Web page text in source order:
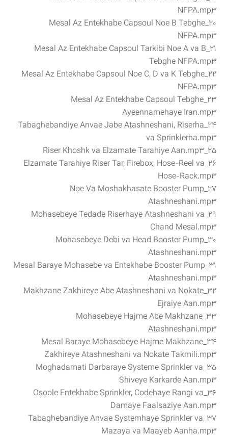
NFPA.mp3
۲۰_Mesal Az Entekhabe Capsoul Noe B Tebghe
NFPA.mp3
۲۱_Mesal Az Entekhabe Capsoul Tarkibi Noe A va B
Tebghe NFPA.mp3
۲۲_Mesal Az Entekhabe Capsoul Noe C, D va K Tebghe
NFPA.mp3
۲۳_Mesal Az Entekhabe Capsoul Tebghe
Ayeennamehaye Iran.mp3
۲۴_Tabaghebandiye Anvae Jabe Atashneshani, Riserha
va Sprinklerha.mp3
۲۵_Riser Khoshk va Elzamate Tarahiye Aan.mp3
۲۶_Elzamate Tarahiye Riser Tar, Firebox, Hose-Reel va
Hose-Rack.mp3
۲۷_Noe Va Moshakhasate Booster Pump
Atashneshani.mp3
۲۹_Mohasebeye Tedade Riserhaye Atashneshani va
Chand Mesal.mp3
۳۰_Mohasebeye Debi va Head Booster Pump
Atashneshani.mp3
۳۱_Mesal Baraye Mohasebe va Entekhabe Booster Pump
Atashneshani.mp3
۳۲_Makhzane Zakhireye Abe Atashneshani va Nokate
Ejraiye Aan.mp3
۳۳_Mohasebeye Hajme Abe Makhzane
Atashneshani.mp3
۳۴_Mesal Baraye Mohasebeye Hajme Makhzane
Zakhireye Atashneshani va Nokate Takmili.mp3
۳۵_Moghadamati Darbaraye Systeme Sprinkler va
Shiveye Karkarde Aan.mp3
۳۶_Osoole Entekhabe Sprinkler, Codehaye Rangi va
Damaye Faalsaziye Aan.mp3
۳۷_Tabaghebandiye Anvae Systemhaye Sprinkler va
Mazaya va Maayeb Aanha.mp3